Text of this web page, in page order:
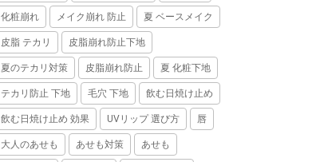
化粧崩れ メイク崩れ 防止 夏 ベースメイク
皮脂 テカリ 皮脂崩れ防止下地
夏のテカリ対策 皮脂崩れ防止 夏 化粧下地
テカリ防止 下地 毛穴 下地 飲む日焼け止め
飲む日焼け止め 効果 UVリップ 選び方 唇
大人のあせも あせも対策 あせも